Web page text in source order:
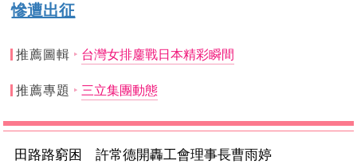
慘遭出征
推薦圖輯 台灣女排鏖戰日本精彩瞬間
推薦專題 三立集團動態
田路路窮困 許常德開轟工會理事長曹雨婷